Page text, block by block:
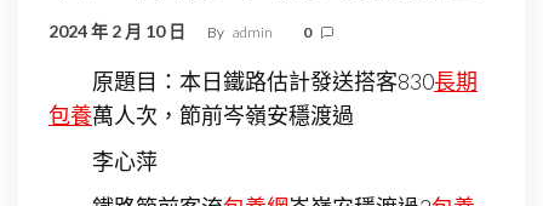
2024 年 2 月 10 日 By admin 0
原題目：本日鐵路估計發送搭客830長期
包養萬人次，節前岑嶺安穩渡過
李心萍